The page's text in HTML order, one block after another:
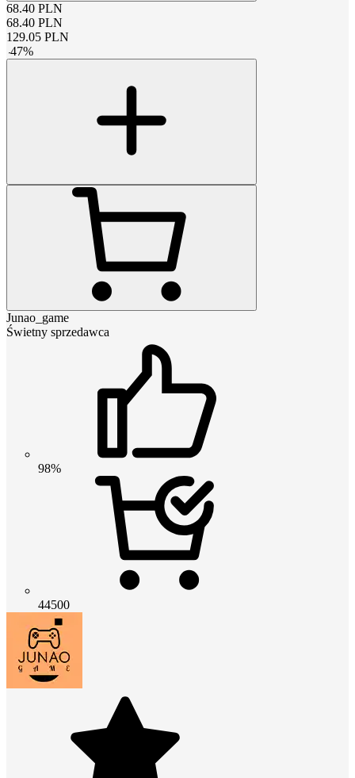
68.40 PLN
68.40 PLN
129.05 PLN
-47%
Junao_game
Świetny sprzedawca
98%
44500